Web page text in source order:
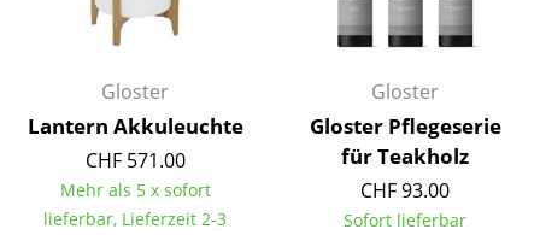
Aufbewahren
Bücherregale
Wandregale
Sideboards & Kommoden
Gloster
Lantern Akkuleuchte
CHF 571.00
Mehr als 5 x sofort
lieferbar, Lieferzeit 2-3
Gloster
Gloster Pflegeserie
für Teakholz
CHF 93.00
Sofort lieferbar